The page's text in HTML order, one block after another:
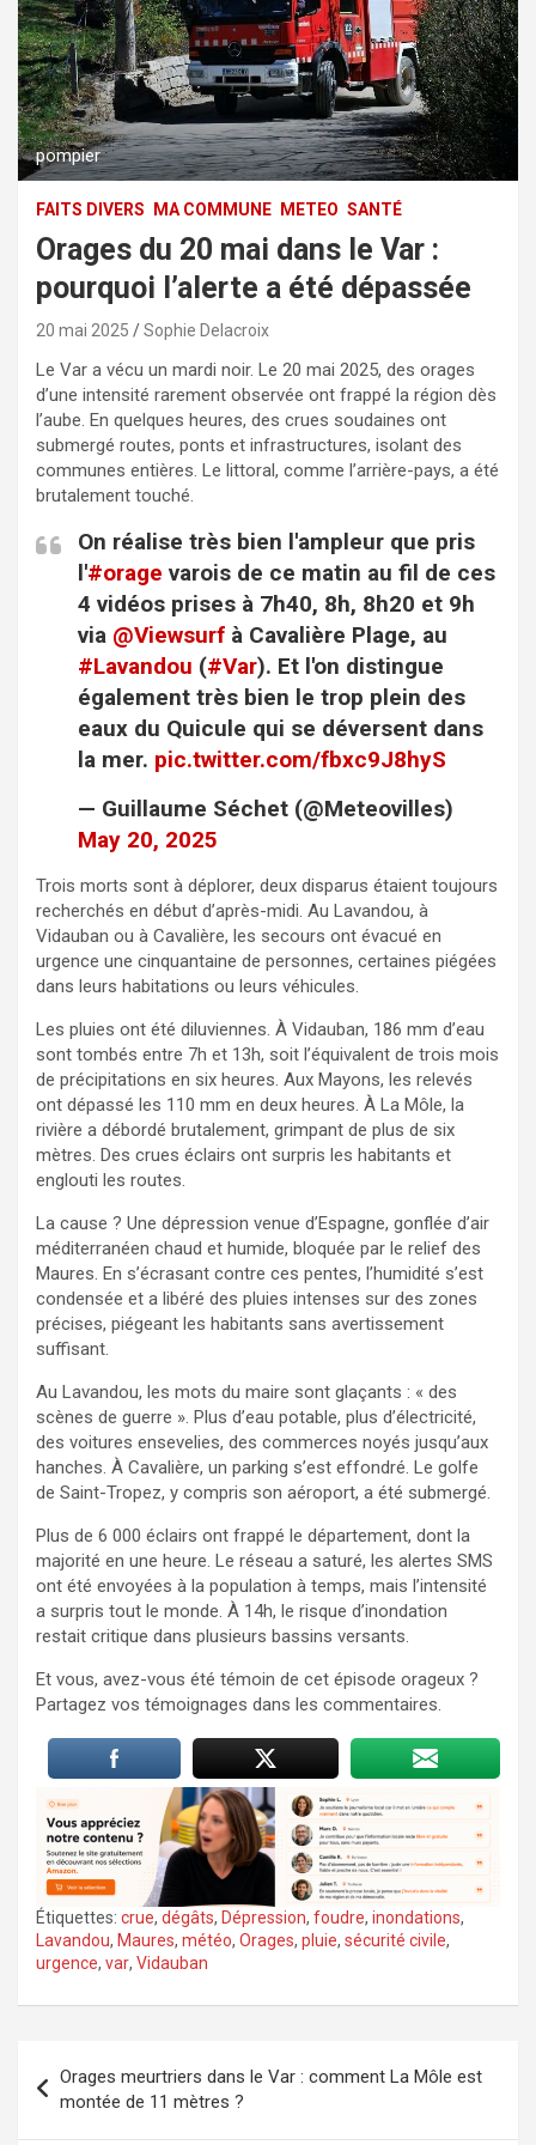
pompier
FAITS DIVERS MA COMMUNE METEO SANTÉ
Orages du 20 mai dans le Var :
pourquoi l’alerte a été dépassée
20 mai 2025 Sophie Delacroix
Le Var a vécu un mardi noir. Le 20 mai 2025, des orages
d’une intensité rarement observée ont frappé la région dès
l’aube. En quelques heures, des crues soudaines ont
submergé routes, ponts et infrastructures, isolant des
communes entières. Le littoral, comme l’arrière-pays, a été
brutalement touché.
On réalise très bien l'ampleur que pris
l'#orage varois de ce matin au fil de ces
4 vidéos prises à 7h40, 8h, 8h20 et 9h
via @Viewsurf à Cavalière Plage, au
#Lavandou (#Var). Et l'on distingue
également très bien le trop plein des
eaux du Quicule qui se déversent dans
la mer. pic.twitter.com/fbxc9J8hyS
— Guillaume Séchet (@Meteovilles)
May 20, 2025
Trois morts sont à déplorer, deux disparus étaient toujours
recherchés en début d’après-midi. Au Lavandou, à
Vidauban ou à Cavalière, les secours ont évacué en
urgence une cinquantaine de personnes, certaines piégées
dans leurs habitations ou leurs véhicules.
Les pluies ont été diluviennes. À Vidauban, 186 mm d’eau
sont tombés entre 7h et 13h, soit l’équivalent de trois mois
de précipitations en six heures. Aux Mayons, les relevés
ont dépassé les 110 mm en deux heures. À La Môle, la
rivière a débordé brutalement, grimpant de plus de six
mètres. Des crues éclairs ont surpris les habitants et
englouti les routes.
La cause ? Une dépression venue d’Espagne, gonflée d’air
méditerranéen chaud et humide, bloquée par le relief des
Maures. En s’écrasant contre ces pentes, l’humidité s’est
condensée et a libéré des pluies intenses sur des zones
précises, piégeant les habitants sans avertissement
suffisant.
Au Lavandou, les mots du maire sont glaçants : « des
scènes de guerre ». Plus d’eau potable, plus d’électricité,
des voitures ensevelies, des commerces noyés jusqu’aux
hanches. À Cavalière, un parking s’est effondré. Le golfe
de Saint-Tropez, y compris son aéroport, a été submergé.
Plus de 6 000 éclairs ont frappé le département, dont la
majorité en une heure. Le réseau a saturé, les alertes SMS
ont été envoyées à la population à temps, mais l’intensité
a surpris tout le monde. À 14h, le risque d’inondation
restait critique dans plusieurs bassins versants.
Et vous, avez-vous été témoin de cet épisode orageux ?
Partagez vos témoignages dans les commentaires.
Étiquettes: crue, dégâts, Dépression, foudre, inondations,
Lavandou, Maures, météo, Orages, pluie, sécurité civile,
urgence, var, Vidauban
de
l’article
Orages meurtriers dans le Var : comment La Môle est
montée de 11 mètres ?